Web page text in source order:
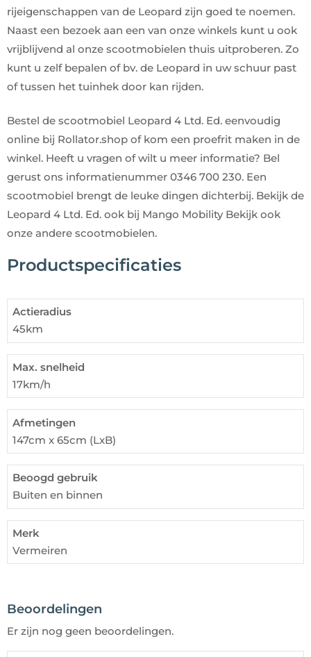
rijeigenschappen van de Leopard zijn goed te noemen.
Naast een bezoek aan een van onze winkels kunt u ook
vrijblijvend al onze scootmobielen thuis uitproberen. Zo
kunt u zelf bepalen of bv. de Leopard in uw schuur past
of tussen het tuinhek door kan rijden.
Bestel de scootmobiel Leopard 4 Ltd. Ed. eenvoudig
online bij Rollator.shop of kom een proefrit maken in de
winkel. Heeft u vragen of wilt u meer informatie? Bel
gerust ons informatienummer 0346 700 230. Een
scootmobiel brengt de leuke dingen dichterbij. Bekijk de
Leopard 4 Ltd. Ed. ook bij Mango MobilityBekijk ook
onze andere scootmobielen.
Productspecificaties
Actieradius
45km
Max. snelheid
17km/h
Afmetingen
147cm x 65cm (LxB)
Beoogd gebruik
Buiten en binnen
Merk
Vermeiren
110kg
Beoordelingen
Er zijn nog geen beoordelingen.